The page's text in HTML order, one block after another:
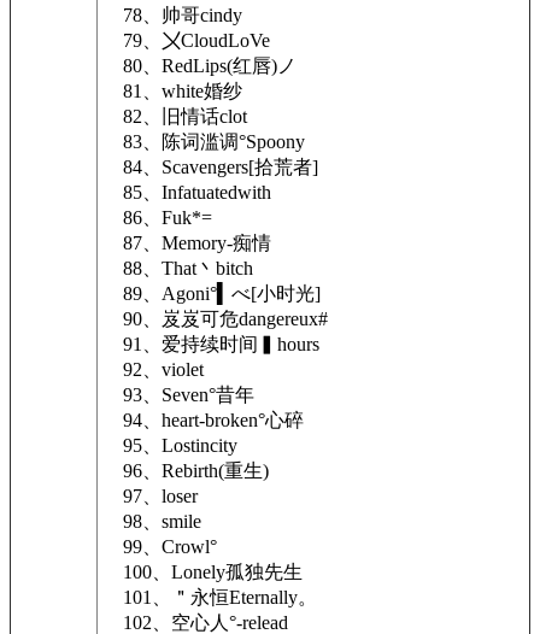
78、帅哥cindy
79、〤CloudLoVe
80、RedLips(红唇)ノ
81、white婚纱
82、旧情话clot
83、陈词滥调°Spoony
84、Scavengers[拾荒者]
85、Infatuatedwith
86、Fuk*=
87、Memory-痴情
88、That丶bitch
89、Agoni°▍べ[小时光]
90、岌岌可危dangereux#
91、爱持续时间▍hours
92、violet
93、Seven°昔年
94、heart-broken°心碎
95、Lostincity
96、Rebirth(重生)
97、loser
98、smile
99、Crowl°
100、Lonely孤独先生
101、＂永恒Eternally。
102、空心人°-relead